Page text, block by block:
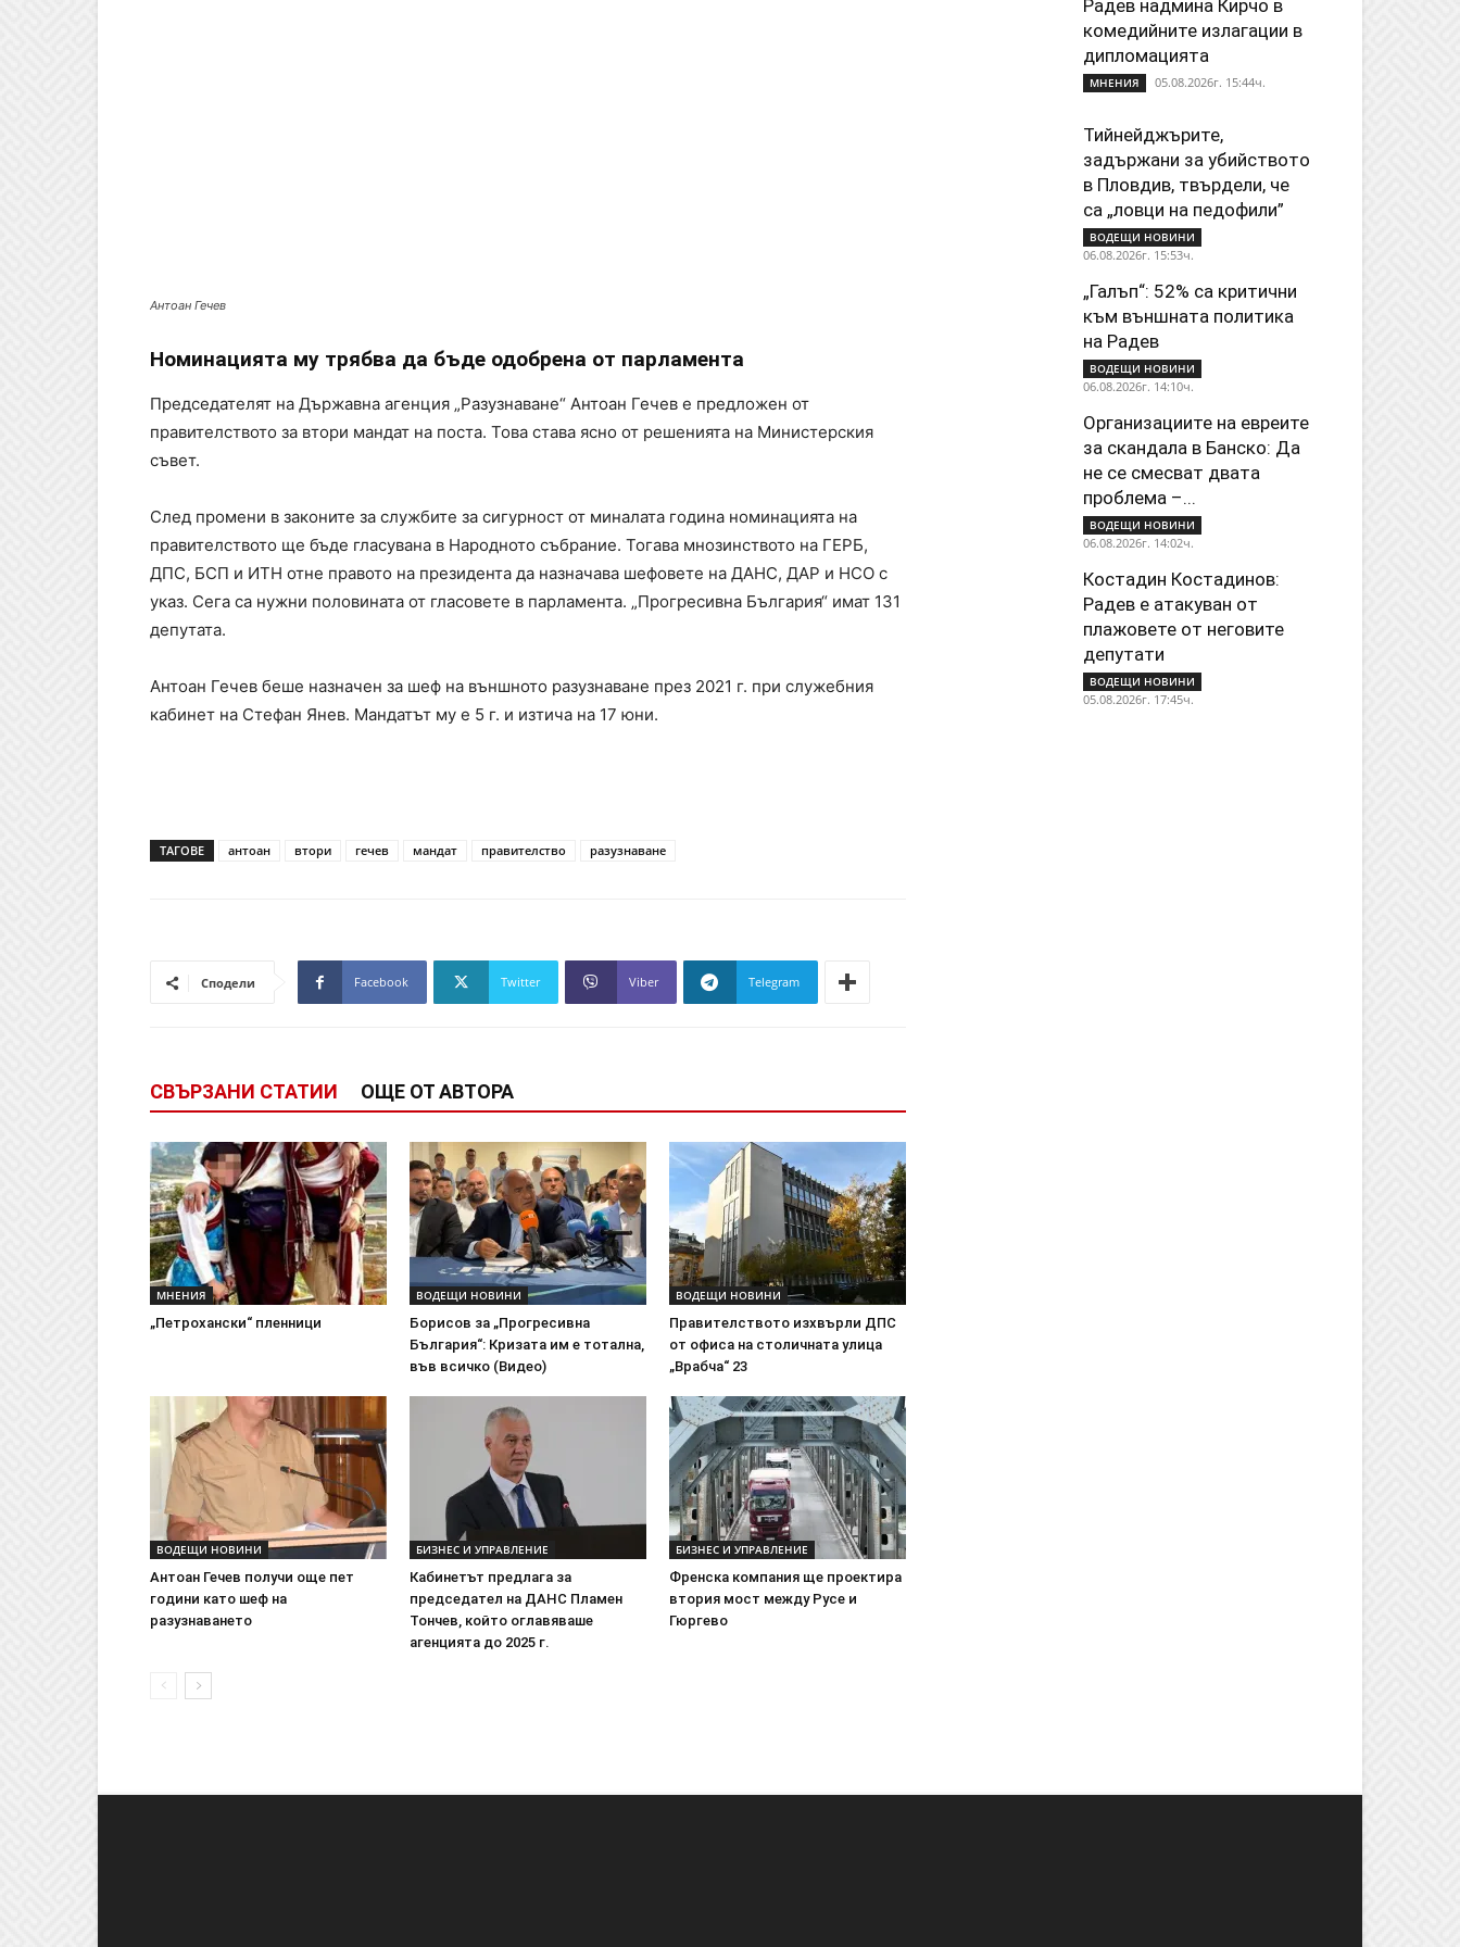
Антоан Гечев
Номинацията му трябва да бъде одобрена от парламента
Председателят на Държавна агенция „Разузнаване“ Антоан Гечев е предложен от
правителството за втори мандат на поста. Това става ясно от решенията на Министерския
съвет.
След промени в законите за службите за сигурност от миналата година номинацията на
правителството ще бъде гласувана в Народното събрание. Тогава мнозинството на ГЕРБ,
ДПС, БСП и ИТН отне правото на президента да назначава шефовете на ДАНС, ДАР и НСО с
указ. Сега са нужни половината от гласовете в парламента. „Прогресивна България“ имат 131
депутата.
Антоан Гечев беше назначен за шеф на външното разузнаване през 2021 г. при служебния
кабинет на Стефан Янев. Мандатът му е 5 г. и изтича на 17 юни.
ТАГОВЕ антоан втори гечев мандат правителство разузнаване
Сподели Facebook Twitter Viber Telegram
СВЪРЗАНИ СТАТИИ ОЩЕ ОТ АВТОРА
МНЕНИЯ
„Петрохански“ пленници
ВОДЕЩИ НОВИНИ
Борисов за „Прогресивна
България“: Кризата им е тотална,
във всичко (Видео)
ВОДЕЩИ НОВИНИ
Правителството изхвърли ДПС
от офиса на столичната улица
„Врабча“ 23
ВОДЕЩИ НОВИНИ
Антоан Гечев получи още пет
години като шеф на
разузнаването
БИЗНЕС И УПРАВЛЕНИЕ
Кабинетът предлага за
председател на ДАНС Пламен
Тончев, който оглавяваше
агенцията до 2025 г.
БИЗНЕС И УПРАВЛЕНИЕ
Френска компания ще проектира
втория мост между Русе и
Гюргево
Радев надмина Кирчо в
комедийните излагации в
дипломацията
МНЕНИЯ 05.08.2026г. 15:44ч.
Тийнейджърите,
задържани за убийството
в Пловдив, твърдели, че
са „ловци на педофили”
ВОДЕЩИ НОВИНИ
06.08.2026г. 15:53ч.
„Галъп“: 52% са критични
към външната политика
на Радев
ВОДЕЩИ НОВИНИ
06.08.2026г. 14:10ч.
Организациите на евреите
за скандала в Банско: Да
не се смесват двата
проблема –...
ВОДЕЩИ НОВИНИ
06.08.2026г. 14:02ч.
Костадин Костадинов:
Радев е атакуван от
плажoвете от неговите
депутати
ВОДЕЩИ НОВИНИ
05.08.2026г. 17:45ч.